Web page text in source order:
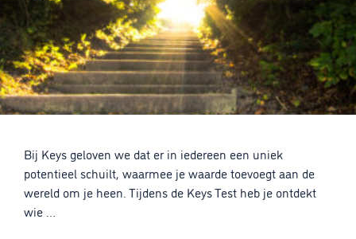
Bij Keys geloven we dat er in iedereen een uniek
potentieel schuilt, waarmee je waarde toevoegt aan de
wereld om je heen. Tijdens de Keys Test heb je ontdekt
wie …